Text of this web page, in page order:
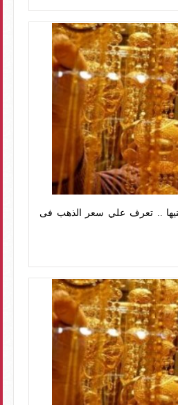
24 يسجل 6760 جنيها .. تعرف علي سعر الذهب فى